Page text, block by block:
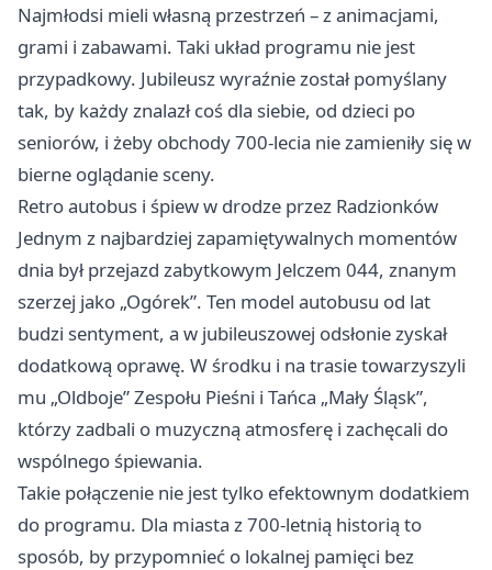
Najmłodsi mieli własną przestrzeń – z animacjami,
grami i zabawami. Taki układ programu nie jest
przypadkowy. Jubileusz wyraźnie został pomyślany
tak, by każdy znalazł coś dla siebie, od dzieci po
seniorów, i żeby obchody 700-lecia nie zamieniły się w
bierne oglądanie sceny.
Retro autobus i śpiew w drodze przez Radzionków
Jednym z najbardziej zapamiętywalnych momentów
dnia był przejazd zabytkowym Jelczem 044, znanym
szerzej jako „Ogórek”. Ten model autobusu od lat
budzi sentyment, a w jubileuszowej odsłonie zyskał
dodatkową oprawę. W środku i na trasie towarzyszyli
mu „Oldboje” Zespołu Pieśni i Tańca „Mały Śląsk”,
którzy zadbali o muzyczną atmosferę i zachęcali do
wspólnego śpiewania.
Takie połączenie nie jest tylko efektownym dodatkiem
do programu. Dla miasta z 700-letnią historią to
sposób, by przypomnieć o lokalnej pamięci bez